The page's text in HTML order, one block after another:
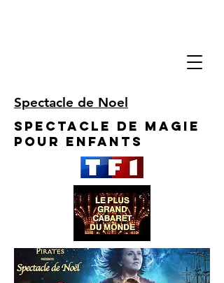
Spectacle de Noel
Spectacle de Magie
pour enfants